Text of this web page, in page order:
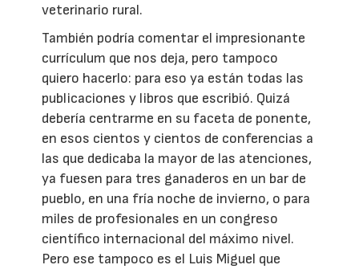
veterinario rural.
También podría comentar el impresionante
currículum que nos deja, pero tampoco
quiero hacerlo: para eso ya están todas las
publicaciones y libros que escribió. Quizá
debería centrarme en su faceta de ponente,
en esos cientos y cientos de conferencias a
las que dedicaba la mayor de las atenciones,
ya fuesen para tres ganaderos en un bar de
pueblo, en una fría noche de invierno, o para
miles de profesionales en un congreso
científico internacional del máximo nivel.
Pero ese tampoco es el Luis Miguel que